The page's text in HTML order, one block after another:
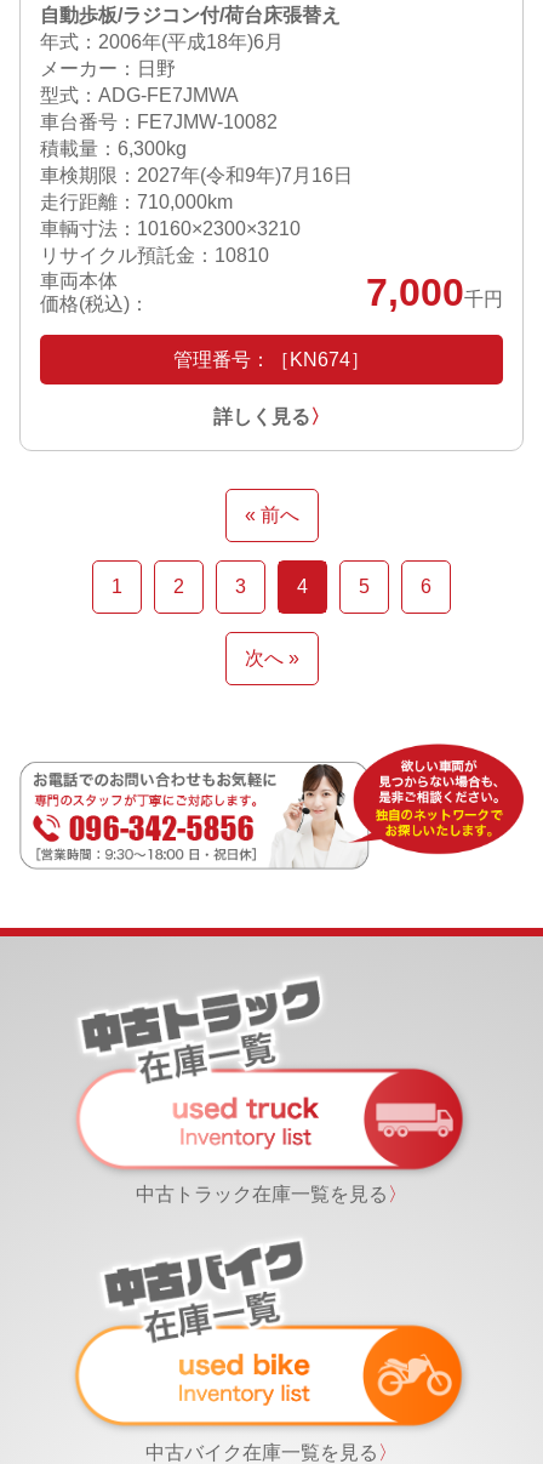
自動歩板/ラジコン付/荷台床張替え
年式：2006年(平成18年)6月
メーカー：日野
型式：ADG-FE7JMWA
車台番号：FE7JMW-10082
積載量：6,300kg
車検期限： 2027年(令和9年)7月16日
走行距離：710,000km
車輌寸法：10160×2300×3210
リサイクル預託金：10810
車両本体
価格(税込)：
7,000千円
管理番号：［KN674］
詳しく見る〉
« 前へ
1 2 3 4 5 6
次へ »
中古トラック在庫一覧を見る 〉
中古バイク在庫一覧を見る 〉